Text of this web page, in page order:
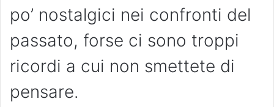
po’ nostalgici nei confronti del
passato, forse ci sono troppi
ricordi a cui non smettete di
pensare.